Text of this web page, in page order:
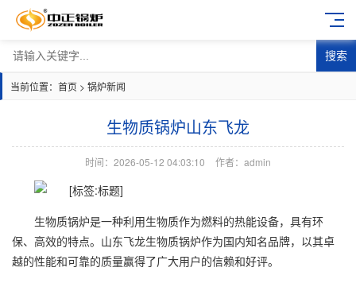
搜索
当前位置： 首页 > 锅炉新闻
生物质锅炉山东飞龙
时间：2026-05-12 04:03:10 作者：admin
生物质锅炉是一种利用生物质作为燃料的热能设备，具有环
保、高效的特点。山东飞龙生物质锅炉作为国内知名品牌，以其卓
越的性能和可靠的质量赢得了广大用户的信赖和好评。